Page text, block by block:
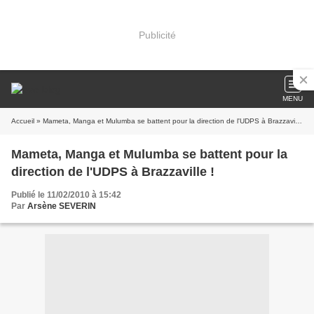
Publicité
MENU
Accueil » Mameta, Manga et Mulumba se battent pour la direction de l'UDPS à Brazzaville !
Mameta, Manga et Mulumba se battent pour la
direction de l'UDPS à Brazzaville !
Publié le 11/02/2010 à 15:42
Par Arsène SEVERIN